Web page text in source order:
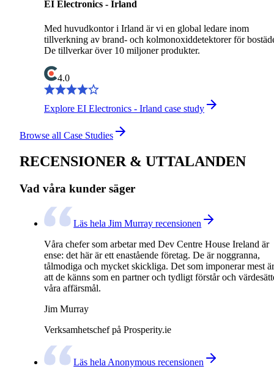
EI Electronics - Irland
Med huvudkontor i Irland är vi en global ledare inom
tillverkning av brand- och kolmonoxiddetektorer för
De tillverkar över 10 miljoner produkter.
4.0
Explore EI Electronics - Irland case study
Browse all Case Studies
RECENSIONER & UTTALANDEN
Vad våra kunder säger
Läs hela Jim Murray recensionen
Våra chefer som arbetar med Dev Centre House Ireland är
ense: det här är ett enastående företag. De är noggranna,
tålmodiga och mycket skickliga. Det som imponerar mest är
att de känns som en partner och tydligt förstår och
våra affärsmål.
Jim Murray
Verksamhetschef på Prosperity.ie
Läs hela Anonymous recensionen